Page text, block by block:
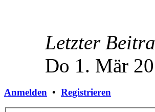
Letzter
Do 1. Mär
Anmelden • Registrieren